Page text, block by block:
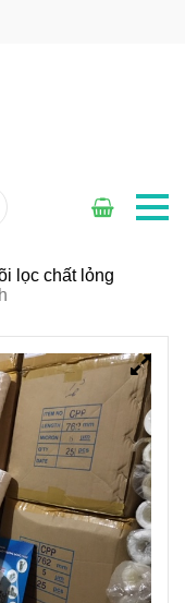
lọc chất lỏng